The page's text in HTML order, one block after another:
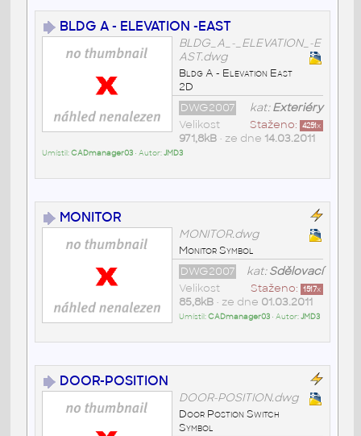
BLDG A - ELEVATION -EAST
BLDG_A_-_ELEVATION_-E
AST.dwg
Bldg A - Elevation East
2D
kat:Exteriéry
DWG2007
Staženo: 4251x
Velikost
971,8kB• ze dne 14.03.2011
Umístil:CADmanager03• Autor:JMD3
MONITOR
MONITOR.dwg
Monitor Symbol
kat:Sdělovací
DWG2007
Staženo: 1517x
Velikost
85,8kB• ze dne 01.03.2011
Umístil:CADmanager03• Autor:JMD3
DOOR-POSITION
DOOR-POSITION.dwg
Door Postion Switch
Symbol